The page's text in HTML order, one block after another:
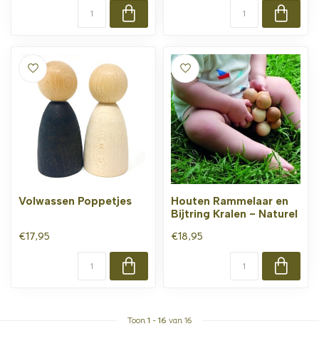
Volwassen Poppetjes
€17,95
Houten Rammelaar en
Bijtring Kralen - Naturel
€18,95
Toon 1 - 16 van 16